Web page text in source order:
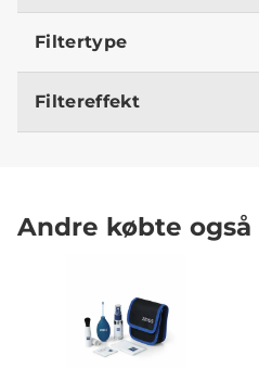
Filtertype
Filtereffekt
Andre købte også